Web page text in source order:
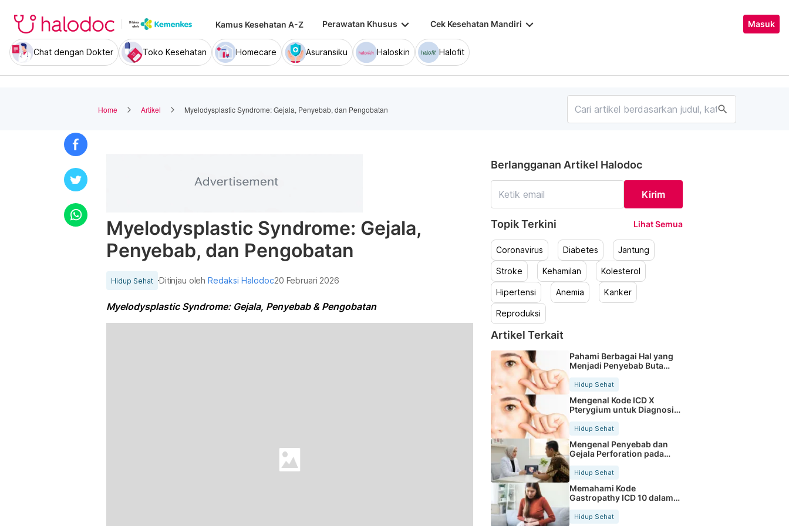
Kamus Kesehatan A-Z Perawatan Khusus keyboard_arrow_down Cek Kesehatan Mandiri keyboard_arrow_down Masuk
Chat dengan Dokter Toko Kesehatan Homecare Asuransiku Haloskin Halofit
Home Artikel Myelodysplastic Syndrome: Gejala, Penyebab, dan Pengobatan search
Myelodysplastic Syndrome: Gejala,
Penyebab, dan Pengobatan
Hidup Sehat Ditinjau olehRedaksi Halodoc20 Februari 2026
Myelodysplastic Syndrome: Gejala, Penyebab & Pengobatan
Berlangganan Artikel Halodoc
Kirim
Topik Terkini Lihat Semua
Coronavirus Diabetes Jantung
Stroke Kehamilan Kolesterol
Hipertensi Anemia Kanker
Reproduksi
Artikel Terkait
Pahami Berbagai Hal yang
Menjadi Penyebab Buta
Hidup Sehat
Mengenal Kode ICD X
Pterygium untuk Diagnosis
Hidup Sehat
Mengenal Penyebab dan
Gejala Perforation pada
Tubuh
Hidup Sehat
Memahami Kode
Gastropathy ICD 10 dalam
Rekam Medis Pasien
Hidup Sehat